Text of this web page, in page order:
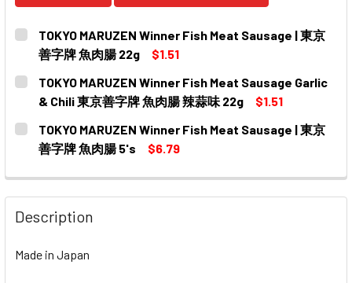
TOKYO MARUZEN Winner Fish Meat Sausage | 東京
善字牌 魚肉腸 22g
$1.51
CURRENT
STOCK:
QUANTITY:
DECREASE QUANTITY OF TOKYO MARUZEN WINNER FISH
INCREASE QUANTITY OF TOKYO MARUZEN
TOKYO MARUZEN Winner Fish Meat Sausage Garlic
& Chili 東京善字牌 魚肉腸 辣蒜味 22g
$1.51
CURRENT
STOCK:
QUANTITY:
DECREASE QUANTITY OF TOKYO MARUZEN WINNER
INCREASE QUANTITY OF TOKYO MARUZEN
TOKYO MARUZEN Winner Fish Meat Sausage | 東京
善字牌 魚肉腸 5's
$6.79
DECREASE QUANTITY OF TOKYO MARUZEN WINNER FISH
INCREASE QUANTITY OF TOKYO MARUZEN
Description
Made in Japan